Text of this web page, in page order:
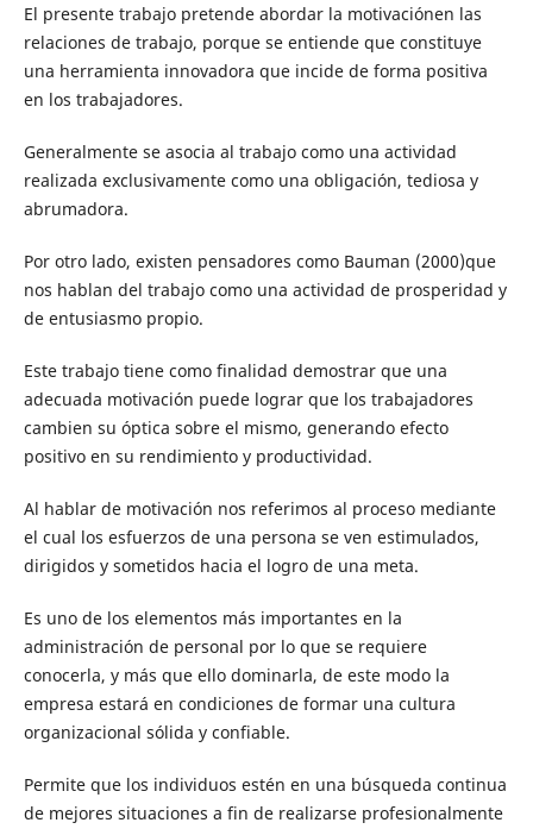
El presente trabajo pretende abordar la motivaciónen las
relaciones de trabajo, porque se entiende que constituye
una herramienta innovadora que incide de forma positiva
en los trabajadores.
Generalmente se asocia al trabajo como una actividad
realizada exclusivamente como una obligación, tediosa y
abrumadora.
Por otro lado, existen pensadores como Bauman (2000)que
nos hablan del trabajo como una actividad de prosperidad y
de entusiasmo propio.
Este trabajo tiene como finalidad demostrar que una
adecuada motivación puede lograr que los trabajadores
cambien su óptica sobre el mismo, generando efecto
positivo en su rendimiento y productividad.
Al hablar de motivación nos referimos al proceso mediante
el cual los esfuerzos de una persona se ven estimulados,
dirigidos y sometidos hacia el logro de una meta.
Es uno de los elementos más importantes en la
administración de personal por lo que se requiere
conocerla, y más que ello dominarla, de este modo la
empresa estará en condiciones de formar una cultura
organizacional sólida y confiable.
Permite que los individuos estén en una búsqueda continua
de mejores situaciones a fin de realizarse profesionalmente